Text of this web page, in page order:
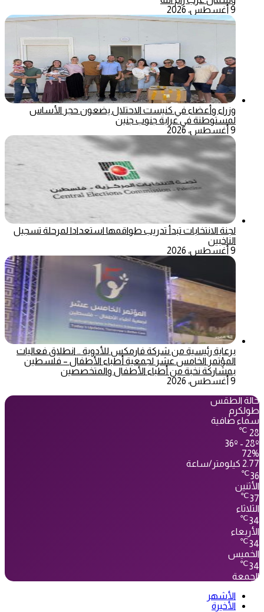
9 أغسطس، 2026
وزراء وأعضاء في كنيست الاحتلال يضعون حجر الأساس
لمستوطنة في عرابة جنوب جنين
9 أغسطس، 2026
لجنة الانتخابات تبدأ تدريب طواقمها استعدادا لمرحلة تسجيل
الناخبين
9 أغسطس، 2026
برعاية رئيسية من شركة فارمكس للأدوية .. انطلاق فعاليات
المؤتمر الخامس عشر لجمعية أطباء الأطفال – فلسطين
بمشاركة نخبة من أطباء الأطفال والمتخصصين
9 أغسطس، 2026
حالة الطقس
طولكرم
سماء صافية
28
℃
36º - 28º
72%
2.77 كيلومتر/ساعة
36
℃
الأثنين
37
℃
الثلاثاء
34
℃
الأربعاء
34
℃
الخميس
34
℃
الجمعة
الأشهر
الأخيرة